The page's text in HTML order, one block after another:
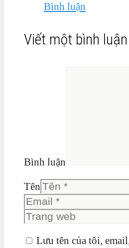
Bình luận
Viết một bình luận
Bình luận
Tên
Lưu tên của tôi,